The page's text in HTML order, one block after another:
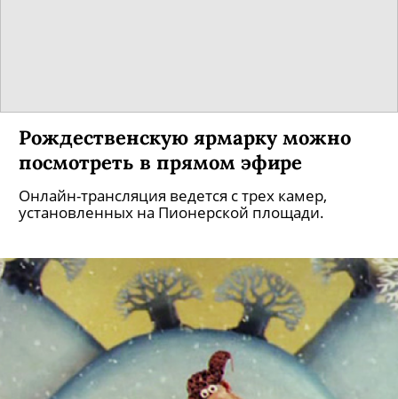
Рождественскую ярмарку можно
посмотреть в прямом эфире
Онлайн-трансляция ведется с трех камер,
установленных на Пионерской площади.